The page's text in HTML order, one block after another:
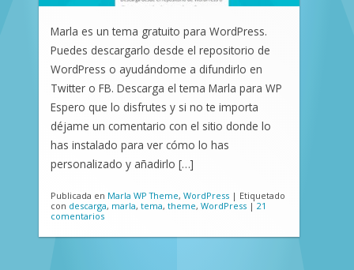
Marla es un tema gratuito para WordPress.
Puedes descargarlo desde el repositorio de
WordPress o ayudándome a difundirlo en
Twitter o FB. Descarga el tema Marla para WP
Espero que lo disfrutes y si no te importa
déjame un comentario con el sitio donde lo
has instalado para ver cómo lo has
personalizado y añadirlo […]
Publicada en Marla WP Theme, WordPress | Etiquetado
con descarga, marla, tema, theme, WordPress | 21
comentarios